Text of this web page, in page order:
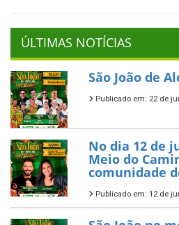
ÚLTIMAS NOTÍCIAS
São João de
Publicado em: 22 de
No dia 12 de
Meio do
comunidade
Publicado em: 12 de